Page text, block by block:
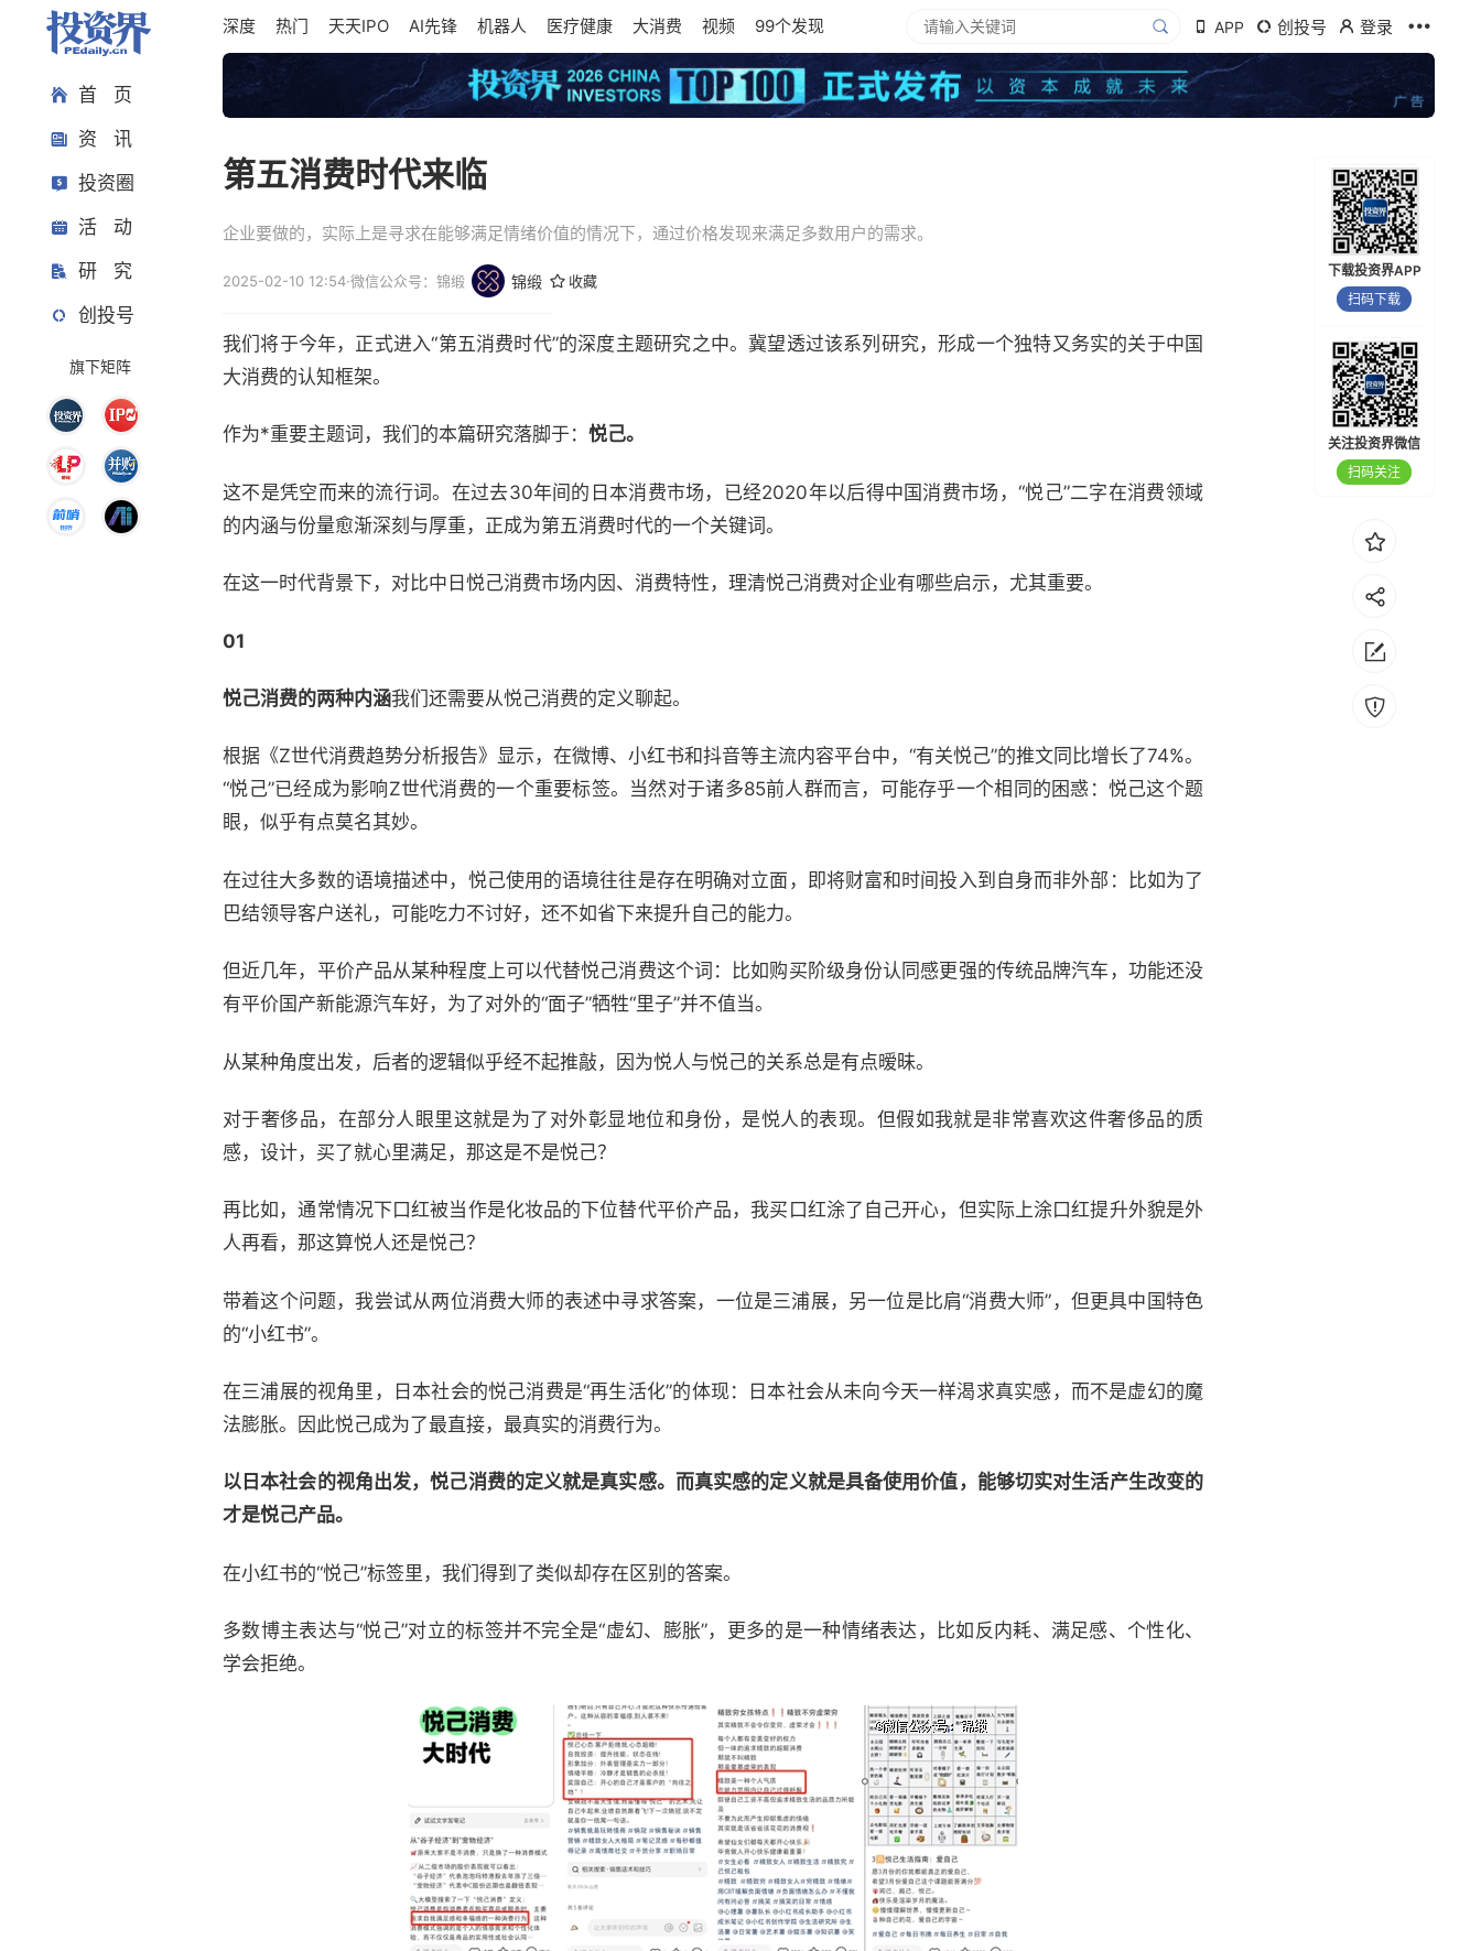
首 页
资 讯
投资圈
活 动
研 究
创投号
旗下矩阵
深度 热门 天天IPO AI先锋 机器人 医疗健康 大消费 视频 99个发现 APP 创投号 登录
第五消费时代来临
企业要做的，实际上是寻求在能够满足情绪价值的情况下，通过价格发现来满足多数用户的需求。
2025-02-10 12:54·微信公众号：锦缎 锦缎 收藏
我们将于今年，正式进入“第五消费时代”的深度主题研究之中。冀望透过该系列研究，形成一个独特又务实的关于中国
大消费的认知框架。
作为*重要主题词，我们的本篇研究落脚于： 悦己。
这不是凭空而来的流行词。在过去30年间的日本消费市场，已经2020年以后得中国消费市场，“悦己”二字在消费领域
的内涵与份量愈渐深刻与厚重，正成为第五消费时代的一个关键词。
在这一时代背景下，对比中日悦己消费市场内因、消费特性，理清悦己消费对企业有哪些启示，尤其重要。
01
悦己消费的两种内涵我们还需要从悦己消费的定义聊起。
根据《Z世代消费趋势分析报告》显示，在微博、小红书和抖音等主流内容平台中，“有关悦己”的推文同比增长了74%。
“悦己”已经成为影响Z世代消费的一个重要标签。当然对于诸多85前人群而言，可能存乎一个相同的困惑：悦己这个题
眼，似乎有点莫名其妙。
在过往大多数的语境描述中，悦己使用的语境往往是存在明确对立面，即将财富和时间投入到自身而非外部：比如为了
巴结领导客户送礼，可能吃力不讨好，还不如省下来提升自己的能力。
但近几年，平价产品从某种程度上可以代替悦己消费这个词：比如购买阶级身份认同感更强的传统品牌汽车，功能还没
有平价国产新能源汽车好，为了对外的“面子”牺牲“里子”并不值当。
从某种角度出发，后者的逻辑似乎经不起推敲，因为悦人与悦己的关系总是有点暧昧。
对于奢侈品，在部分人眼里这就是为了对外彰显地位和身份，是悦人的表现。但假如我就是非常喜欢这件奢侈品的质
感，设计，买了就心里满足，那这是不是悦己？
再比如，通常情况下口红被当作是化妆品的下位替代平价产品，我买口红涂了自己开心，但实际上涂口红提升外貌是外
人再看，那这算悦人还是悦己？
带着这个问题，我尝试从两位消费大师的表述中寻求答案，一位是三浦展，另一位是比肩“消费大师”，但更具中国特色
的“小红书”。
在三浦展的视角里，日本社会的悦己消费是“再生活化”的体现：日本社会从未向今天一样渴求真实感，而不是虚幻的魔
法膨胀。因此悦己成为了最直接，最真实的消费行为。
以日本社会的视角出发，悦己消费的定义就是真实感。而真实感的定义就是具备使用价值，能够切实对生活产生改变的
才是悦己产品。
在小红书的“悦己”标签里，我们得到了类似却存在区别的答案。
多数博主表达与“悦己”对立的标签并不完全是“虚幻、膨胀”，更多的是一种情绪表达，比如反内耗、满足感、个性化、
学会拒绝。
下载投资界APP
扫码下载
关注投资界微信
扫码关注